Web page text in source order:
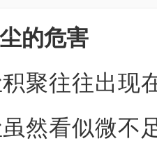
的危害
聚往往出现
虽然看似微不